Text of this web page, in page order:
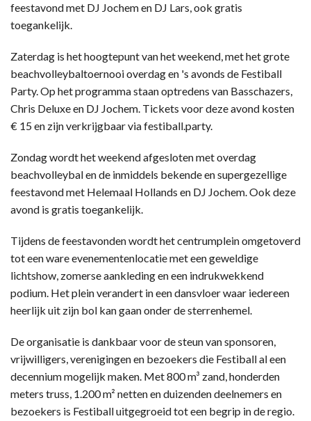
feestavond met DJ Jochem en DJ Lars, ook gratis
toegankelijk.
Zaterdag is het hoogtepunt van het weekend, met het grote
beachvolleybaltoernooi overdag en 's avonds de Festiball
Party. Op het programma staan optredens van Basschazers,
Chris Deluxe en DJ Jochem. Tickets voor deze avond kosten
€ 15 en zijn verkrijgbaar via festiball.party.
Zondag wordt het weekend afgesloten met overdag
beachvolleybal en de inmiddels bekende en supergezellige
feestavond met Helemaal Hollands en DJ Jochem. Ook deze
avond is gratis toegankelijk.
Tijdens de feestavonden wordt het centrumplein omgetoverd
tot een ware evenementenlocatie met een geweldige
lichtshow, zomerse aankleding en een indrukwekkend
podium. Het plein verandert in een dansvloer waar iedereen
heerlijk uit zijn bol kan gaan onder de sterrenhemel.
De organisatie is dankbaar voor de steun van sponsoren,
vrijwilligers, verenigingen en bezoekers die Festiball al een
decennium mogelijk maken. Met 800 m³ zand, honderden
meters truss, 1.200 m² netten en duizenden deelnemers en
bezoekers is Festiball uitgegroeid tot een begrip in de regio.